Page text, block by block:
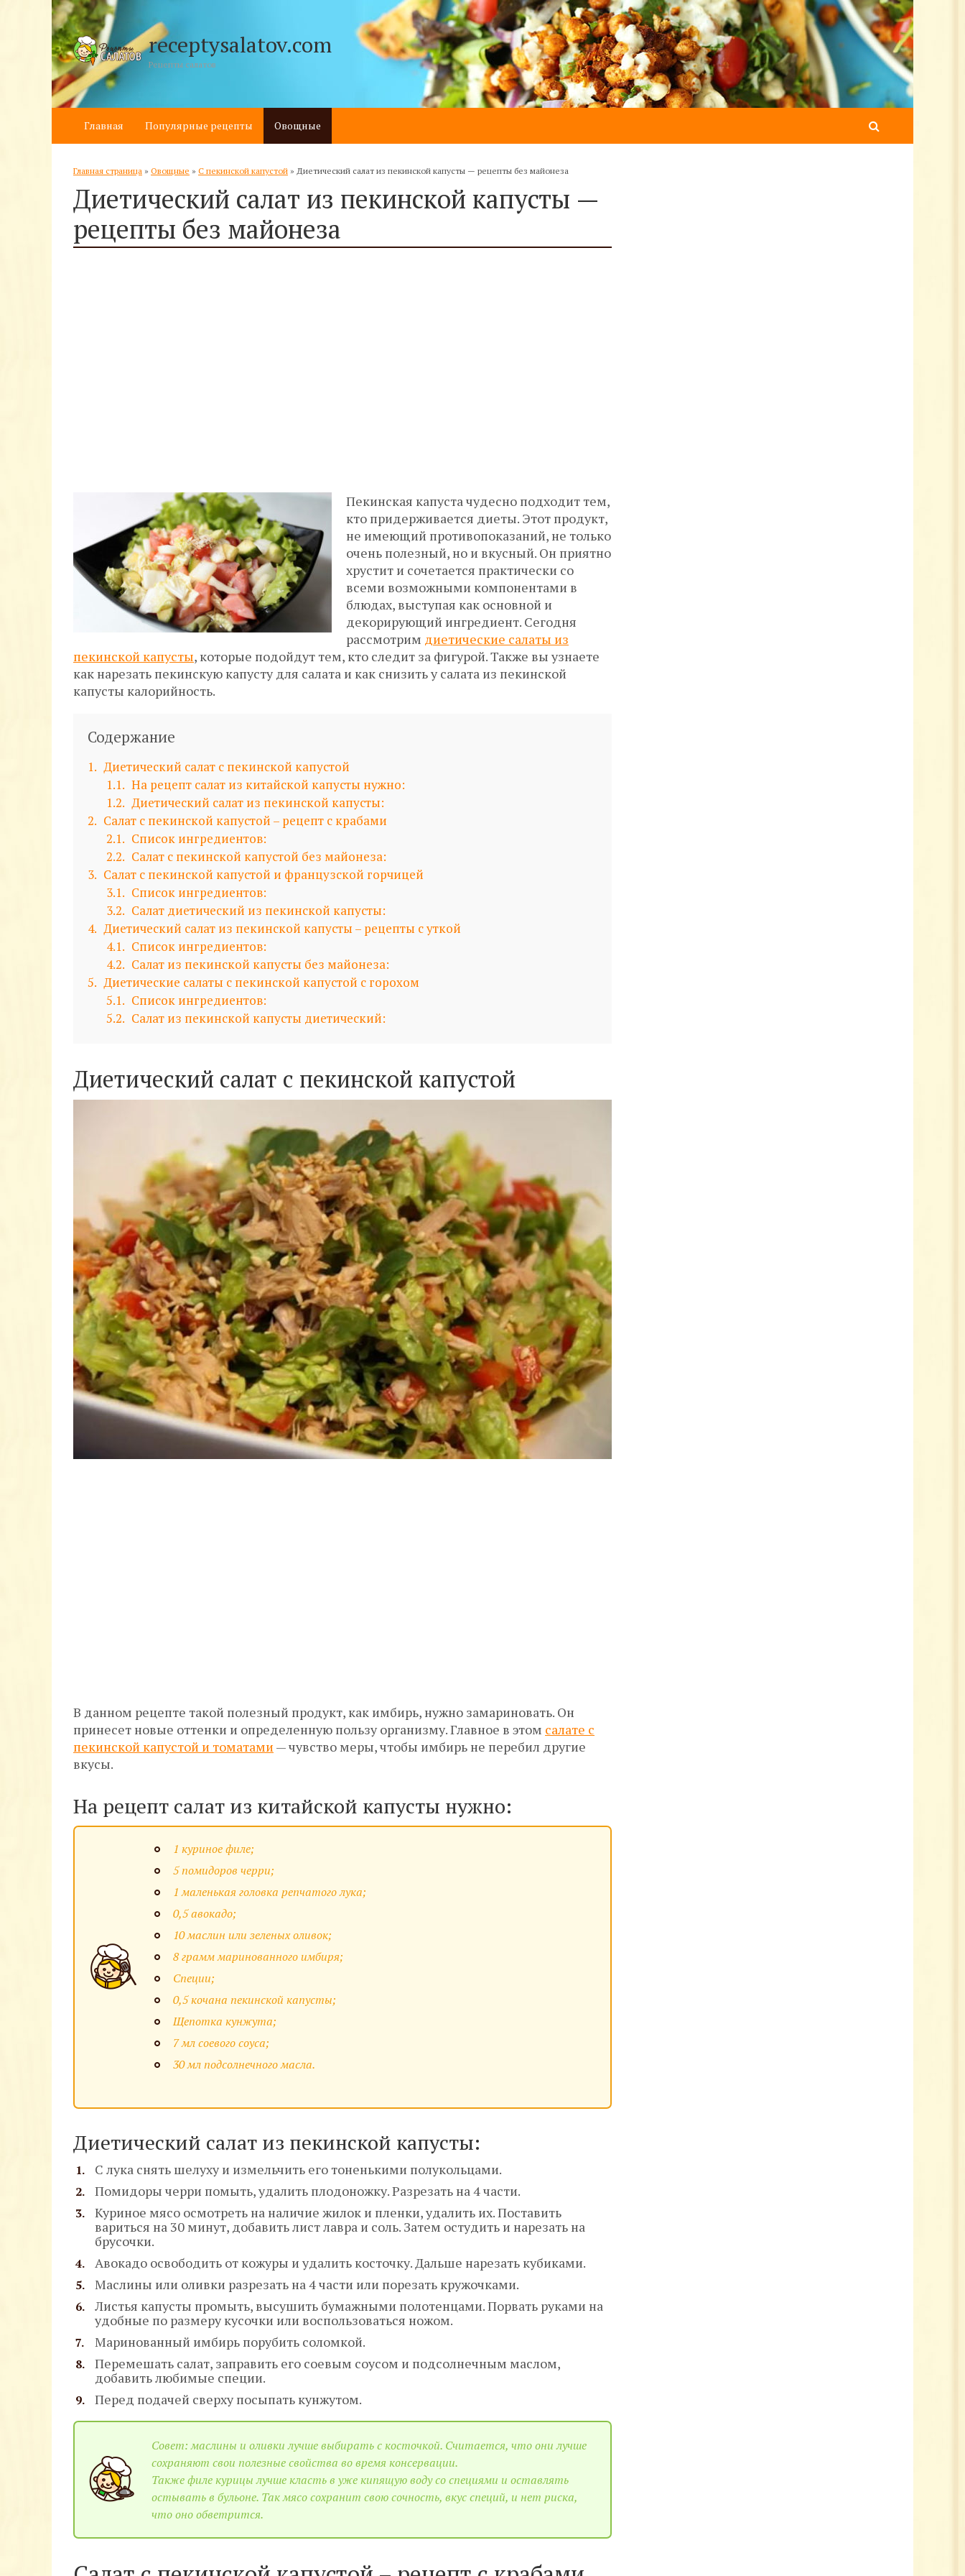
receptysalatov.com
Рецепты салатов
Главная Популярные рецепты Овощные
Главная страница » Овощные » С пекинской капустой » Диетический салат из пекинской капусты — рецепты без майонеза
Диетический салат из пекинской капусты —
рецепты без майонеза
Пекинская капуста чудесно подходит тем,
кто придерживается диеты. Этот продукт,
не имеющий противопоказаний, не только
очень полезный, но и вкусный. Он приятно
хрустит и сочетается практически со
всеми возможными компонентами в
блюдах, выступая как основной и
декорирующий ингредиент. Сегодня
рассмотрим диетические салаты из
пекинской капусты, которые подойдут тем, кто следит за фигурой. Также вы узнаете
как нарезать пекинскую капусту для салата и как снизить у салата из пекинской
капусты калорийность.
Содержание
1
Диетический салат с пекинской капустой
1.1
На рецепт салат из китайской капусты нужно:
1.2
Диетический салат из пекинской капусты:
2
Салат с пекинской капустой – рецепт с крабами
2.1
Список ингредиентов:
2.2
Салат с пекинской капустой без майонеза:
3
Салат с пекинской капустой и французской горчицей
3.1
Список ингредиентов:
3.2
Салат диетический из пекинской капусты:
4 Диетический салат из пекинской капусты – рецепты с уткой
4.1
Список ингредиентов:
4.2
Салат из пекинской капусты без майонеза:
5
Диетические салаты с пекинской капустой с горохом
5.1
Список ингредиентов:
5.2
Салат из пекинской капусты диетический:
Диетический салат с пекинской капустой
В данном рецепте такой полезный продукт, как имбирь, нужно замариновать. Он
принесет новые оттенки и определенную пользу организму. Главное в этом салате с
пекинской капустой и томатами— чувство меры, чтобы имбирь не перебил другие
вкусы.
На рецепт салат из китайской капусты нужно:
1 куриное филе;
5 помидоров черри;
1 маленькая головка репчатого лука;
0,5 авокадо;
10 маслин или зеленых оливок;
8 грамм маринованного имбиря;
Специи;
0,5 кочана пекинской капусты;
Щепотка кунжута;
7 мл соевого соуса;
30 мл подсолнечного масла.
Диетический салат из пекинской капусты:
С лука снять шелуху и измельчить его тоненькими полукольцами.
Помидоры черри помыть, удалить плодоножку. Разрезать на 4 части.
Куриное мясо осмотреть на наличие жилок и пленки, удалить их. Поставить
вариться на 30 минут, добавить лист лавра и соль. Затем остудить и нарезать на
брусочки.
Авокадо освободить от кожуры и удалить косточку. Дальше нарезать кубиками.
Маслины или оливки разрезать на 4 части или порезать кружочками.
Листья капусты промыть, высушить бумажными полотенцами. Порвать руками на
удобные по размеру кусочки или воспользоваться ножом.
Маринованный имбирь порубить соломкой.
Перемешать салат, заправить его соевым соусом и подсолнечным маслом,
добавить любимые специи.
Перед подачей сверху посыпать кунжутом.
Совет: маслины и оливки лучше выбирать с косточкой. Считается, что они лучше
сохраняют свои полезные свойства во время консервации.
Также филе курицы лучше класть в уже кипящую воду со специями и оставлять
остывать в бульоне. Так мясо сохранит свою сочность, вкус специй, и нет риска,
что оно обветрится.